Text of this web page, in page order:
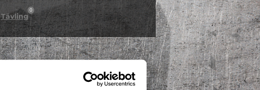
Tävling
0